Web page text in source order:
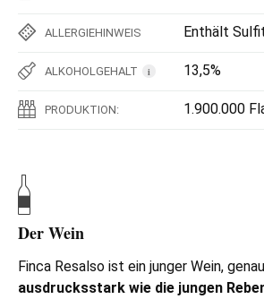
ALLERGIEHINWEIS Enthält
ALKOHOLGEHALT i 13,5%
PRODUKTION: 1.900.000
Der Wein
Finca Resalso ist ein junger Wein,
ausdrucksstark wie die jungen